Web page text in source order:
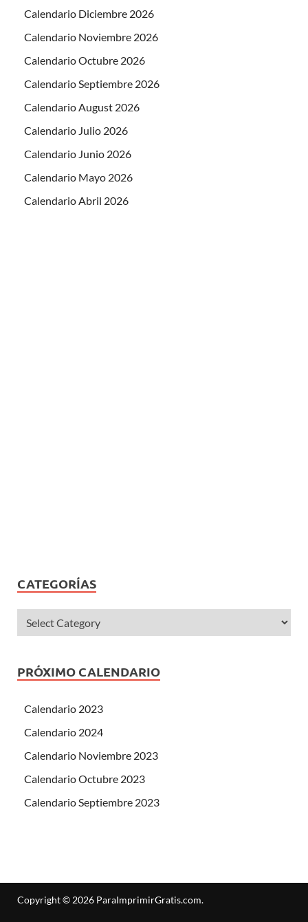
Calendario Diciembre 2026
Calendario Noviembre 2026
Calendario Octubre 2026
Calendario Septiembre 2026
Calendario August 2026
Calendario Julio 2026
Calendario Junio 2026
Calendario Mayo 2026
Calendario Abril 2026
CATEGORÍAS
PRÓXIMO CALENDARIO
Calendario 2023
Calendario 2024
Calendario Noviembre 2023
Calendario Octubre 2023
Calendario Septiembre 2023
Copyright © 2026 ParaImprimirGratis.com.